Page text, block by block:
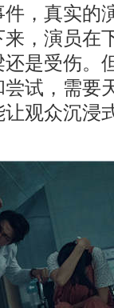
，真实的
，演员在
是受伤。
试，需要
观众沉浸